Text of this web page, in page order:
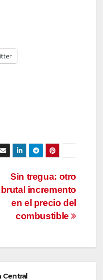
Sin tregua: otro
brutal incremento
en el precio del
combustible
Central